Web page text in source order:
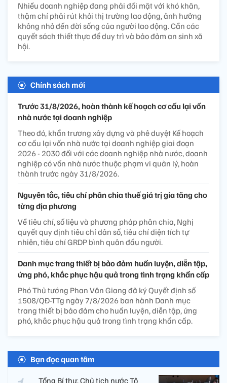
Nhiều doanh nghiệp đang phải đối mặt với khó khăn,
thậm chí phải rút khỏi thị trường lao động, ảnh hưởng
không nhỏ đến đời sống của người lao động. Cần các
quyết sách thiết thực để duy trì và bảo đảm an sinh xã
hội.
Chính sách mới
Trước 31/8/2026, hoàn thành kế hoạch cơ cấu lại vốn
nhà nước tại doanh nghiệp
Theo đó, khẩn trương xây dựng và phê duyệt Kế hoạch
cơ cấu lại vốn nhà nước tại doanh nghiệp giai đoạn
2026 - 2030 đối với các doanh nghiệp nhà nước, doanh
nghiệp có vốn nhà nước thuộc phạm vi quản lý, hoàn
thành trước ngày 31/8/2026.
Nguyên tắc, tiêu chí phân chia thuế giá trị gia tăng cho
từng địa phương
Về tiêu chí, số liệu và phương pháp phân chia, Nghị
quyết quy định tiêu chí dân số, tiêu chí diện tích tự
nhiên, tiêu chí GRDP bình quân đầu người.
Danh mục trang thiết bị bảo đảm huấn luyện, diễn tập,
ứng phó, khắc phục hậu quả trong tình trạng khẩn cấp
Phó Thủ tướng Phan Văn Giang đã ký Quyết định số
1508/QĐ-TTg ngày 7/8/2026 ban hành Danh mục
trang thiết bị bảo đảm cho huấn luyện, diễn tập, ứng
phó, khắc phục hậu quả trong tình trạng khẩn cấp.
Bạn đọc quan tâm
Tổng Bí thư, Chủ tịch nước Tô